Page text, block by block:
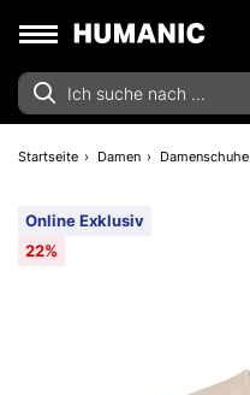
Startseite Damen Damenschuhe
Online Exklusiv
22%